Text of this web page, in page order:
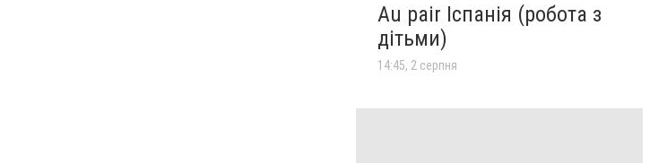
Au pair Іспанія (робота з
дітьми)
14:45, 2 серпня